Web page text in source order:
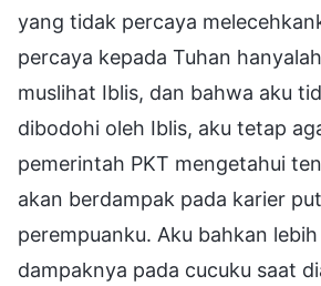
yang tidak percaya
percaya kepada Tuhan
muslihat Iblis, dan bahwa aku
dibodohi oleh Iblis, aku tetap
pemerintah PKT mengetahui
akan berdampak pada karier
perempuanku. Aku bahkan
dampaknya pada cucuku saat